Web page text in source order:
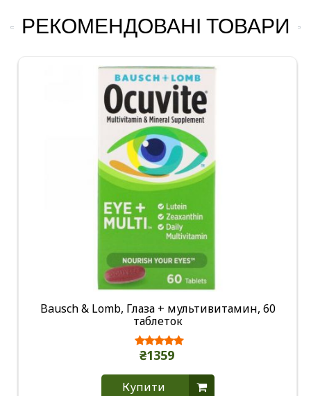
РЕКОМЕНДОВАНІ ТОВАРИ
Bausch & Lomb, Глаза + мультивитамин, 60
таблеток
₴1359
Купити